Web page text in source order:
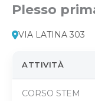
Plesso
VIA LATINA 303
ATTIVITÀ
CORSO STEM